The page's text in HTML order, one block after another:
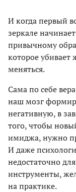
И когда первый
зеркале
привычному
которое
меняться.
Сама по себе
наш мозг
негативную, в
того, чтобы
имиджа, нужно
И даже
недостаточно
инструменты,
на практике.